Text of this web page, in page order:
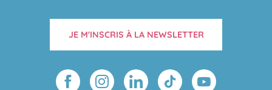
JE M'INSCRIS À LA NEWSLETTER